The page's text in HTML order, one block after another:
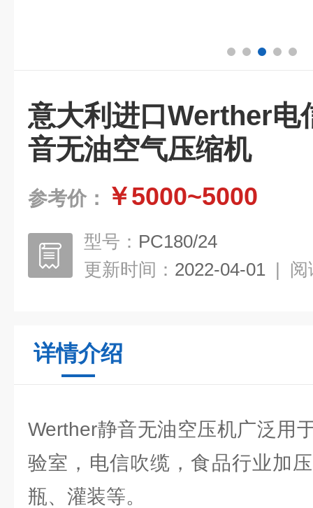
意大利进口Werther电
音无油空气压缩机
参考价： ￥5000~5000
型号： PC180/24
更新时间： 2022-04-01 | 阅
详情介绍
Werther静音无油空压机广泛用
验室，电信吹缆，食品行业加
瓶、灌装等。